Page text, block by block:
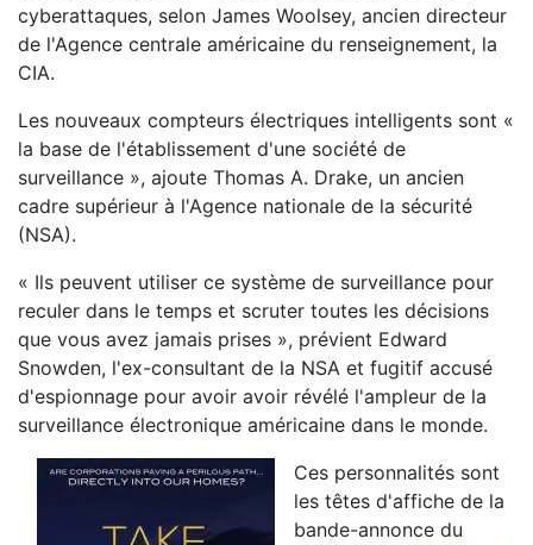
cyberattaques, selon James Woolsey, ancien directeur
de l'Agence centrale américaine du renseignement, la
CIA.
Les nouveaux compteurs électriques intelligents sont «
la base de l'établissement d'une société de
surveillance », ajoute Thomas A. Drake, un ancien
cadre supérieur à l'Agence nationale de la sécurité
(NSA).
« Ils peuvent utiliser ce système de surveillance pour
reculer dans le temps et scruter toutes les décisions
que vous avez jamais prises », prévient Edward
Snowden, l'ex-consultant de la NSA et fugitif accusé
d'espionnage pour avoir avoir révélé l'ampleur de la
surveillance électronique américaine dans le monde.
Ces personnalités sont
les têtes d'affiche de la
bande-annonce du